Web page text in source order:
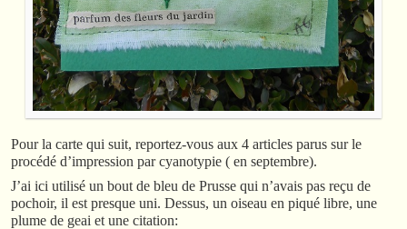
Pour la carte qui suit, reportez-vous aux 4 articles parus sur le
procédé d’impression par cyanotypie ( en septembre).
J’ai ici utilisé un bout de bleu de Prusse qui n’avais pas reçu de
pochoir, il est presque uni. Dessus, un oiseau en piqué libre, une
plume de geai et une citation: